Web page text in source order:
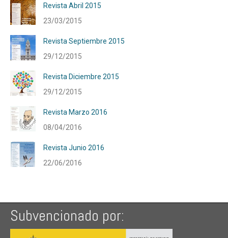
Revista Abril 2015
23/03/2015
Revista Septiembre 2015
29/12/2015
Revista Diciembre 2015
29/12/2015
Revista Marzo 2016
08/04/2016
Revista Junio 2016
22/06/2016
Subvencionado por: